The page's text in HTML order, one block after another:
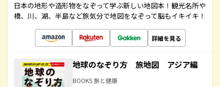
日本の地形や造形物をなぞって学ぶ新しい地図本！観光名所や
橋、川、湖、半島など旅気分で地図をなぞって脳もイキイキ！
詳細を見る
地球のなぞり方 旅地図 アジア編
BOOKS 旅と健康